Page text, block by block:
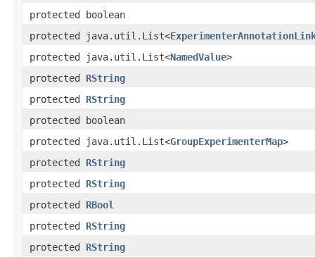
protected boolean
protected java.util.List<
protected java.util.List<NamedValue>
protected RString
protected RString
protected boolean
protected java.util.List<GroupExperimenterMap>
protected RString
protected RString
protected RBool
protected RString
protected RString